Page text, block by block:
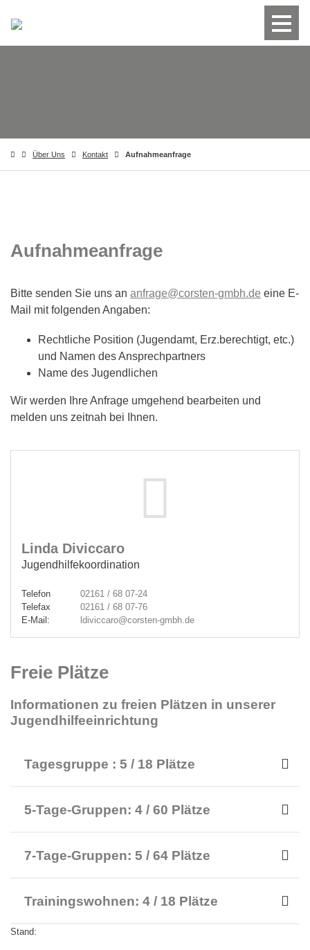
Über Uns Kontakt Aufnahmeanfrage
Aufnahmeanfrage
Bitte senden Sie uns an anfrage@corsten-gmbh.de eine E-
Mail mit folgenden Angaben:
Rechtliche Position (Jugendamt, Erz.berechtigt, etc.)
und Namen des Ansprechpartners
Name des Jugendlichen
Wir werden Ihre Anfrage umgehend bearbeiten und
melden uns zeitnah bei Ihnen.
Linda Diviccaro
Jugendhilfekoordination
Telefon
02161 / 68 07-24
Telefax
02161 / 68 07-76
E-Mail:
ldiviccaro@corsten-gmbh.de
Freie Plätze
Informationen zu freien Plätzen in unserer
Jugendhilfeeinrichtung
Tagesgruppe : 5 / 18 Plätze
5-Tage-Gruppen: 4 / 60 Plätze
7-Tage-Gruppen: 5 / 64 Plätze
Trainingswohnen: 4 / 18 Plätze
Stand: